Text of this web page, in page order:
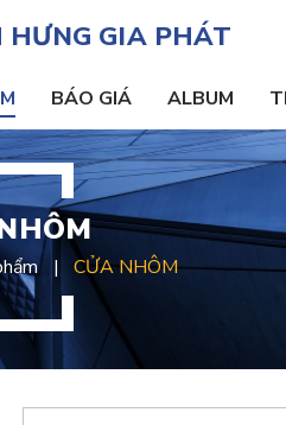
GIA PHÁT
BÁO GIÁ ALBUM
CỬA NHÔM